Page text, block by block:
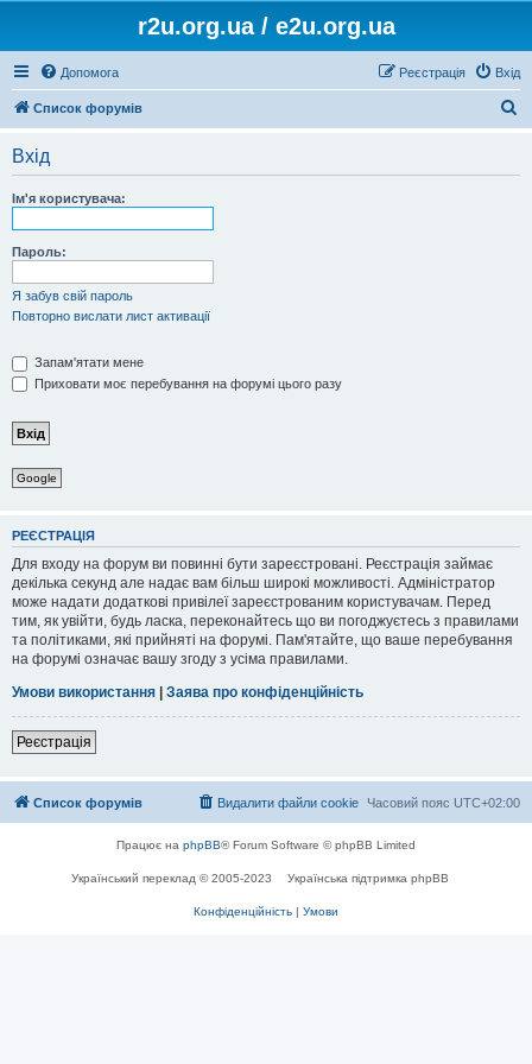
r2u.org.ua / e2u.org.ua
Допомога Вхід
Реєстрація
Список форумів
Вхід
Ім'я користувача:
Пароль:
Я забув свій пароль
Повторно вислати лист активації
Запам'ятати мене
Приховати моє перебування на форумі цього разу
Google
РЕЄСТРАЦІЯ
Для входу на форум ви повинні бути зареєстровані. Реєстрація займає
декілька секунд але надає вам більш широкі можливості. Адміністратор
може надати додаткові привілеї зареєстрованим користувачам. Перед
тим, як увійти, будь ласка, переконайтесь що ви погоджуєтесь з правилами
та політиками, які прийняті на форумі. Пам'ятайте, що ваше перебування
на форумі означає вашу згоду з усіма правилами.
Умови використання | Заява про конфіденційність
Реєстрація
Список форумів Часовий пояс UTC+02:00
Видалити файли cookie
Працює на phpBB® Forum Software © phpBB Limited
Український переклад © 2005-2023 Українська підтримка phpBB
Конфіденційність | Умови